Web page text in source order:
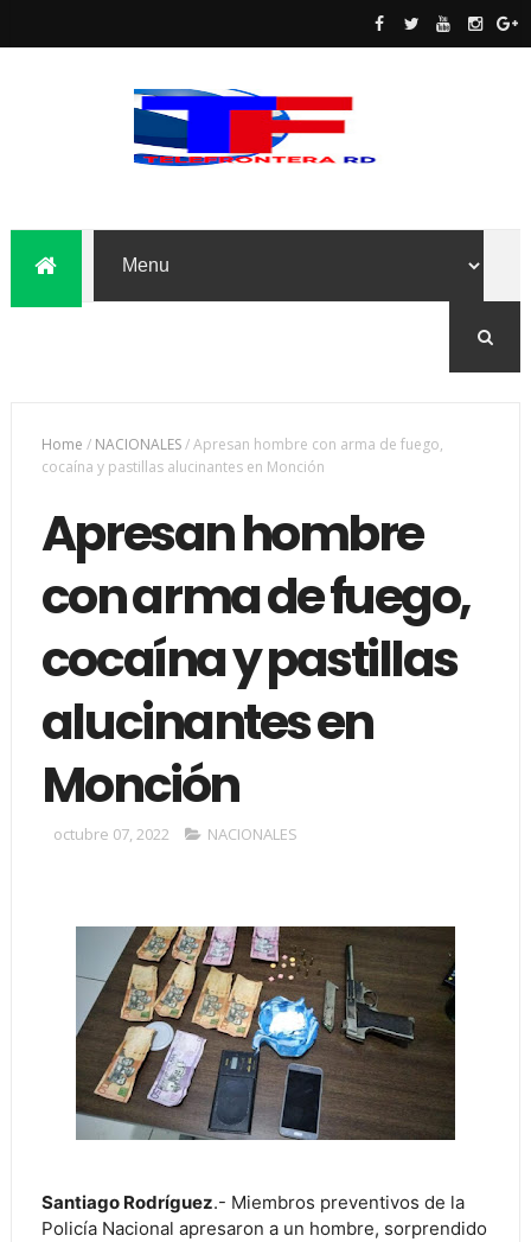
Home / NACIONALES/Apresan hombre con arma de fuego,
cocaína y pastillas alucinantes en Monción
Apresan hombre
con arma de fuego,
cocaína y pastillas
alucinantes en
Monción
octubre 07, 2022 NACIONALES
Santiago Rodríguez.- Miembros preventivos de la
Policía Nacional apresaron a un hombre, sorprendido